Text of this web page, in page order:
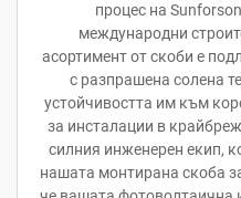
процес на
международни
асортимент от скоби е
с разпрашена солена
устойчивостта им към
за инсталации в
силния инженерен екип,
нашата монтирана скоба